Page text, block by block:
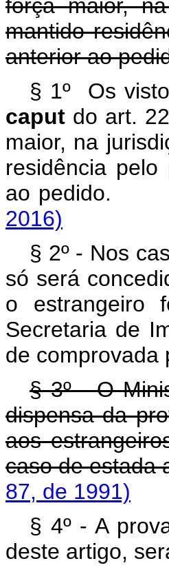
força maior,
mantido
anterior ao
§ 1º Os
caput do art.
maior, na
residência
ao
2016)
§ 2º - Nos
só será
o estrangeiro
Secretaria de
de comprovada
§ 3º - O
dispensa da
aos
caso de
87, de 1991)
§ 4º - A
deste artigo,